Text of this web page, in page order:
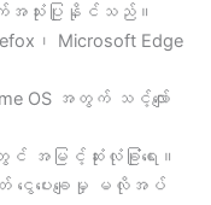
အသုံးပြုနိုင်သည်။
၊ Microsoft Edge
OS အတွက် သင့်လျော်
င် အမြင့်ဆုံးလုံခြုံရေး။
ေပေးချေမှု မလိုအပ်